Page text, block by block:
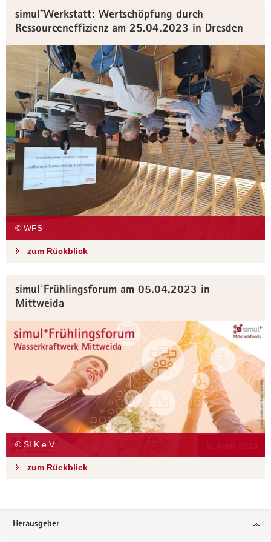
simul⁺Werkstatt: Wertschöpfung durch
Ressourceneffizienz am 25.04.2023 in Dresden
© WFS
zum Rückblick
simul⁺Frühlingsforum am 05.04.2023 in
Mittweida
© SLK e.V.
zum Rückblick
Footer-
Herausgeber